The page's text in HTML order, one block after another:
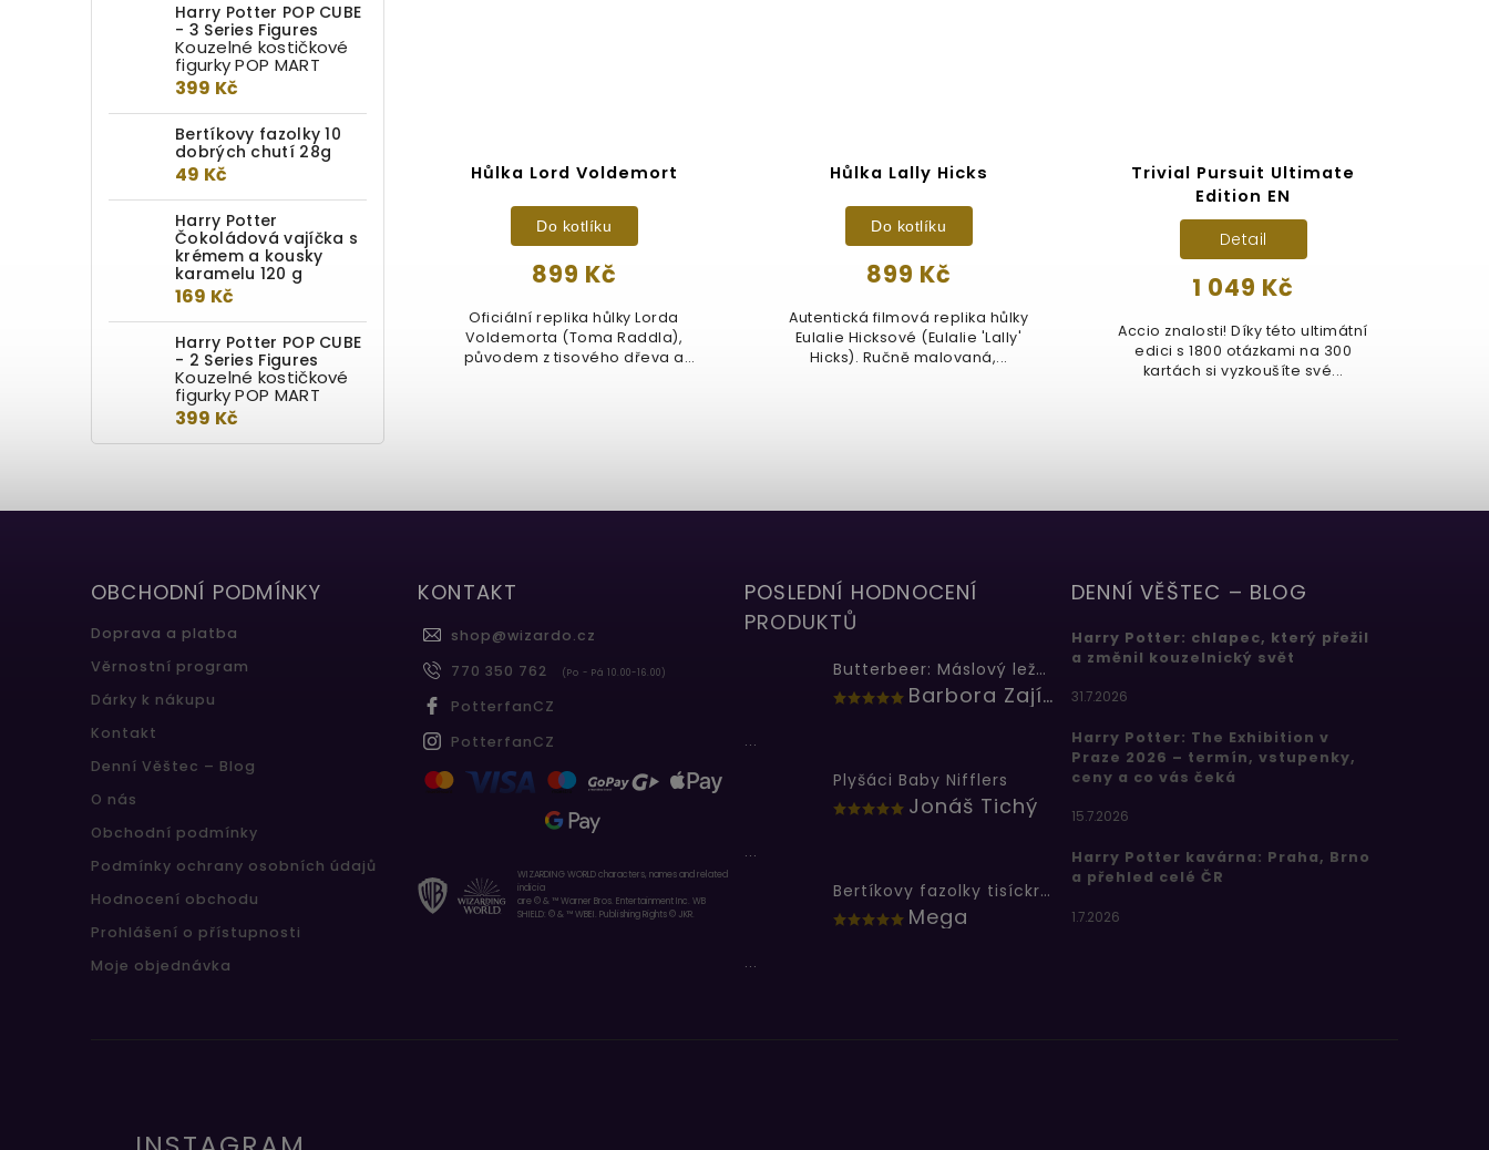
Harry Potter POP CUBE
- 3 Series Figures
Kouzelné kostičkové
figurky POP MART
399 Kč
Bertíkovy fazolky 10
dobrých chutí 28g
49 Kč
Harry Potter
Čokoládová vajíčka s
krémem a kousky
karamelu 120 g
169 Kč
Harry Potter POP CUBE
- 2 Series Figures
Kouzelné kostičkové
figurky POP MART
399 Kč
Neviditelný plášť
1 449 Kč
Detail
Neviditelný plášť se poprvé
objevil v knize Harry Potter a
kámen mudrců. Nyní se i vy
můžete stát...
Hůlka Lord Voldemort
899 Kč
Do kotlíku
Oficiální replika hůlky Lorda
Voldemorta (Toma Raddla),
původem z tisového dřeva a
Hůlka Lally Hicks
899 Kč
Do kotlíku
Autentická filmová replika hůlky
Eulalie Hicksové (Eulalie 'Lally'
Hicks). Ručně malovaná,...
Trivial Pursuit Ultimate
Edition EN
1 049 Kč
Detail
Accio znalosti! Díky této ultimátní
edici s 1800 otázkami na 300
kartách si vyzkoušíte své...
OBCHODNÍ PODMÍNKY
Doprava a platba
Věrnostní program
Dárky k nákupu
Kontakt
Denní Věštec – Blog
O nás
Obchodní podmínky
Podmínky ochrany osobních údajů
Hodnocení obchodu
Prohlášení o přístupnosti
Moje objednávka
KONTAKT
shop@wizardo.cz
770 350 762
(Po - Pá 10.00-16.00)
PotterfanCZ
PotterfanCZ
WIZARDING WORLD characters, names and related
indicia
are © & ™ Warner Bros. Entertainment Inc. WB
SHIELD: © & ™ WBEI. Publishing Rights © JKR.
POSLEDNÍ HODNOCENÍ
PRODUKTŮ
Butterbeer: Máslový ležák
Barbora Zajícová
...
Plyšáci Baby Nifflers
Jonáš Tichý
...
Bertíkovy fazolky tisíckrát jinak
Mega
...
DENNÍ VĚŠTEC – BLOG
Harry Potter: chlapec, který přežil
a změnil kouzelnický svět
31.7.2026
Harry Potter: The Exhibition v
Praze 2026 – termín, vstupenky,
ceny a co vás čeká
15.7.2026
Harry Potter kavárna: Praha, Brno
a přehled celé ČR
1.7.2026